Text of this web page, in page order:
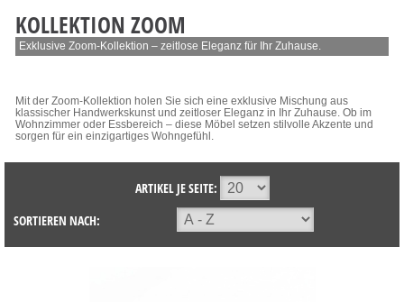
KOLLEKTION ZOOM
Exklusive Zoom-Kollektion – zeitlose Eleganz für Ihr Zuhause.
Mit der Zoom-Kollektion holen Sie sich eine exklusive Mischung aus
klassischer Handwerkskunst und zeitloser Eleganz in Ihr Zuhause. Ob im
Wohnzimmer oder Essbereich – diese Möbel setzen stilvolle Akzente und
sorgen für ein einzigartiges Wohngefühl.
ARTIKEL JE SEITE:
SORTIEREN NACH: